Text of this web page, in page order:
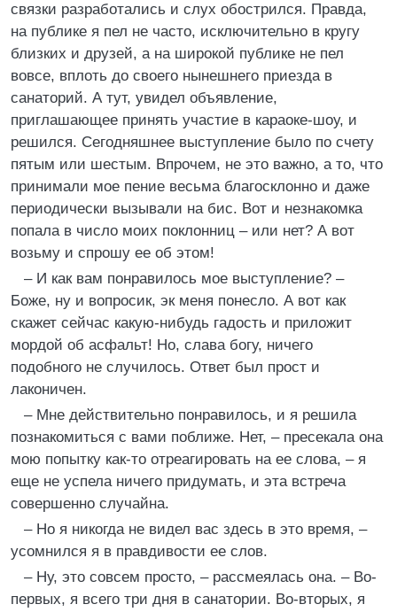
связки разработались и слух обострился. Правда,
на публике я пел не часто, исключительно в кругу
близких и друзей, а на широкой публике не пел
вовсе, вплоть до своего нынешнего приезда в
санаторий. А тут, увидел объявление,
приглашающее принять участие в караоке-шоу, и
решился. Сегодняшнее выступление было по счету
пятым или шестым. Впрочем, не это важно, а то, что
принимали мое пение весьма благосклонно и даже
периодически вызывали на бис. Вот и незнакомка
попала в число моих поклонниц – или нет? А вот
возьму и спрошу ее об этом!
– И как вам понравилось мое выступление? –
Боже, ну и вопросик, эк меня понесло. А вот как
скажет сейчас какую-нибудь гадость и приложит
мордой об асфальт! Но, слава богу, ничего
подобного не случилось. Ответ был прост и
лаконичен.
– Мне действительно понравилось, и я решила
познакомиться с вами поближе. Нет, – пресекала она
мою попытку как-то отреагировать на ее слова, – я
еще не успела ничего придумать, и эта встреча
совершенно случайна.
– Но я никогда не видел вас здесь в это время, –
усомнился я в правдивости ее слов.
– Ну, это совсем просто, – рассмеялась она. – Во-
первых, я всего три дня в санатории. Во-вторых, я